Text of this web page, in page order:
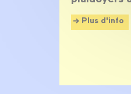
Plus d'info